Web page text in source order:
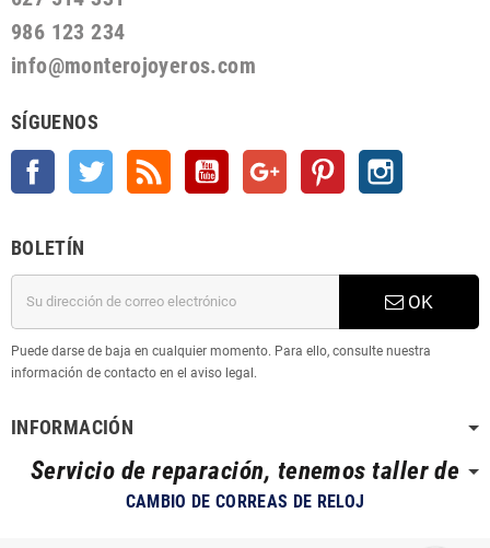
986 123 234
info@monterojoyeros.com
SÍGUENOS
Facebook Twitter Rss YouTube Google + Pinterest
BOLETÍN
OK
Puede darse de baja en cualquier momento. Para ello, consulte nuestra
información de contacto en el aviso legal.
INFORMACIÓN
Servicio de reparación, tenemos taller de
CAMBIO DE CORREAS DE RELOJ